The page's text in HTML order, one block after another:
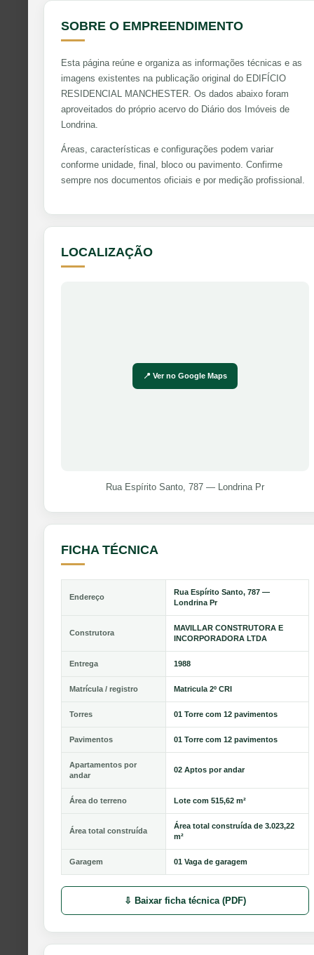
SOBRE O EMPREENDIMENTO
Esta página reúne e organiza as informações técnicas e as
imagens existentes na publicação original do EDIFÍCIO
RESIDENCIAL MANCHESTER. Os dados abaixo foram
aproveitados do próprio acervo do Diário dos Imóveis de
Londrina.
Áreas, características e configurações podem variar
conforme unidade, final, bloco ou pavimento. Confirme
sempre nos documentos oficiais e por medição profissional.
LOCALIZAÇÃO
📍 Ver no Google Maps
Rua Espírito Santo, 787 — Londrina Pr
FICHA TÉCNICA
Endereço
Rua Espírito Santo, 787 —
Londrina Pr
Construtora
MAVILLAR CONSTRUTORA E
INCORPORADORA LTDA
Entrega 1988
Matrícula / registro Matricula 2º CRI
Torres 01 Torre com 12 pavimentos
Pavimentos 01 Torre com 12 pavimentos
Apartamentos por
andar
02 Aptos por andar
Área do terreno Lote com 515,62 m²
Área total construída
Área total construída de 3.023,22
m²
Garagem 01 Vaga de garagem
⇩ Baixar ficha técnica (PDF)